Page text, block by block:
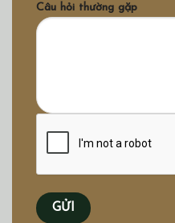
Câu hỏi thường gặp